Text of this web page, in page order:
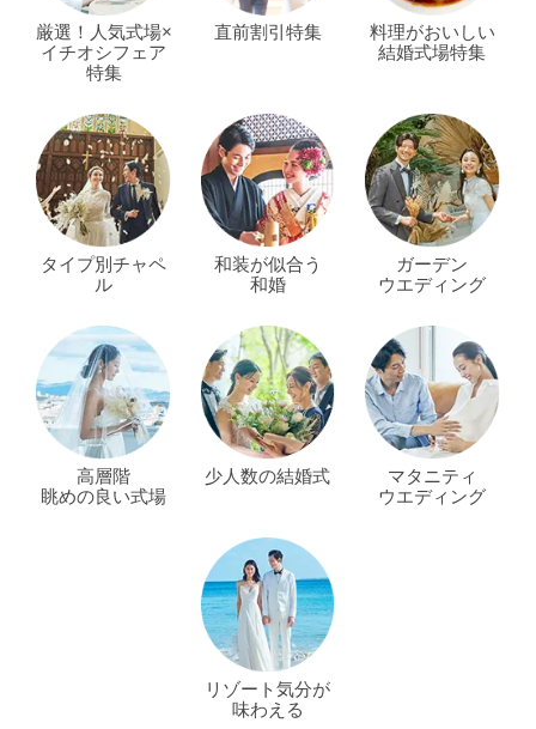
厳選！人気式場×
イチオシフェア
特集
直前割引特集
料理がおいしい
結婚式場特集
タイプ別チャペ
ル
和装が似合う
和婚
ガーデン
ウエディング
高層階
眺めの良い式場
少人数の結婚式
マタニティ
ウエディング
リゾート気分が
味わえる